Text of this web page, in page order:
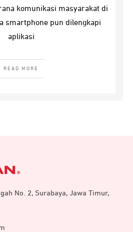
komunikasi masyarakat di
smartphone pun dilengkapi
aplikasi
READ MORE
No. 2, Surabaya, Jawa Timur,